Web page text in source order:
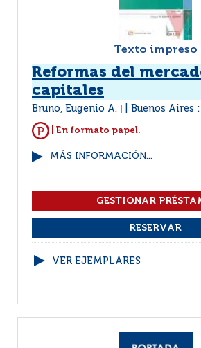
Texto impreso
Reformas del
capitales
Bruno, Eugenio A. Buenos Aires
| En formato papel.
MÁS INFORMACIÓN...
VER EJEMPLARES